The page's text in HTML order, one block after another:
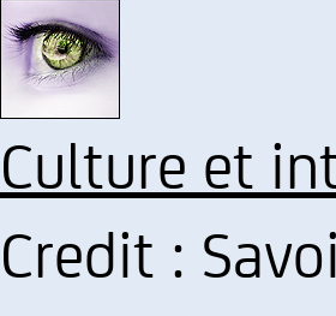
Culture et
Credit :